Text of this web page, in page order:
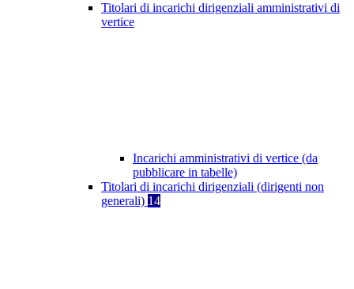
Titolari di incarichi dirigenziali amministrativi di
vertice
Incarichi amministrativi di vertice (da
pubblicare in tabelle)
Titolari di incarichi dirigenziali (dirigenti non
generali) 14